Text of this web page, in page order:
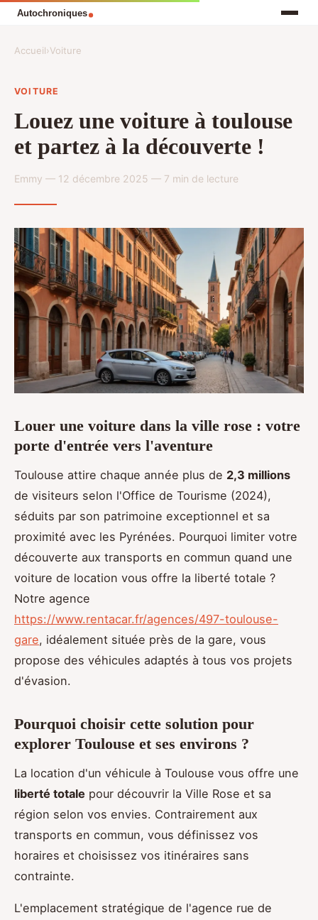
Accueil›Voiture
VOITURE
Louez une voiture à toulouse
et partez à la découverte !
Emmy — 12 décembre 2025 — 7 min de lecture
Louer une voiture dans la ville rose : votre
porte d'entrée vers l'aventure
Toulouse attire chaque année plus de 2,3 millions
de visiteurs selon l'Office de Tourisme (2024),
séduits par son patrimoine exceptionnel et sa
proximité avec les Pyrénées. Pourquoi limiter votre
découverte aux transports en commun quand une
voiture de location vous offre la liberté totale ?
Notre agence
https://www.rentacar.fr/agences/497-toulouse-
gare, idéalement située près de la gare, vous
propose des véhicules adaptés à tous vos projets
d'évasion.
Pourquoi choisir cette solution pour
explorer Toulouse et ses environs ?
La location d'un véhicule à Toulouse vous offre une
liberté totale pour découvrir la Ville Rose et sa
région selon vos envies. Contrairement aux
transports en commun, vous définissez vos
horaires et choisissez vos itinéraires sans
contrainte.
L'emplacement stratégique de l'agence rue de